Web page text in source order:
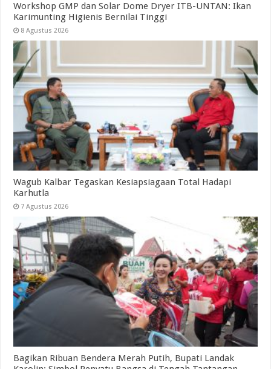
Workshop GMP dan Solar Dome Dryer ITB-UNTAN: Ikan
Karimunting Higienis Bernilai Tinggi
8 Agustus 2026
Wagub Kalbar Tegaskan Kesiapsiagaan Total Hadapi
Karhutla
7 Agustus 2026
Bagikan Ribuan Bendera Merah Putih, Bupati Landak